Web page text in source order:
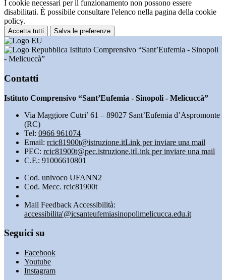
I cookie necessari per il funzionamento non possono essere
disabilitati. È possibile consultare l'elenco nella pagina della cookie
policy.
Accetta tutti Salva le preferenze
Istituto Comprensivo “Sant’Eufemia - Sinopoli
- Melicuccà”
Contatti
Istituto Comprensivo “Sant’Eufemia - Sinopoli - Melicuccà”
Via Maggiore Cutri’ 61 – 89027 Sant’Eufemia d’Aspromonte
(RC)
Tel: 0966 961074
Email: rcic81900t@istruzione.itLink per inviare una mail
PEC: rcic81900t@pec.istruzione.itLink per inviare una mail
C.F.: 91006610801
Cod. univoco UFANN2
Cod. Mecc. rcic81900t
Mail Feedback Accessibilità:
accessibilita'@icsanteufemiasinopolimelicucca.edu.it
Seguici su
Facebook
Youtube
Instagram